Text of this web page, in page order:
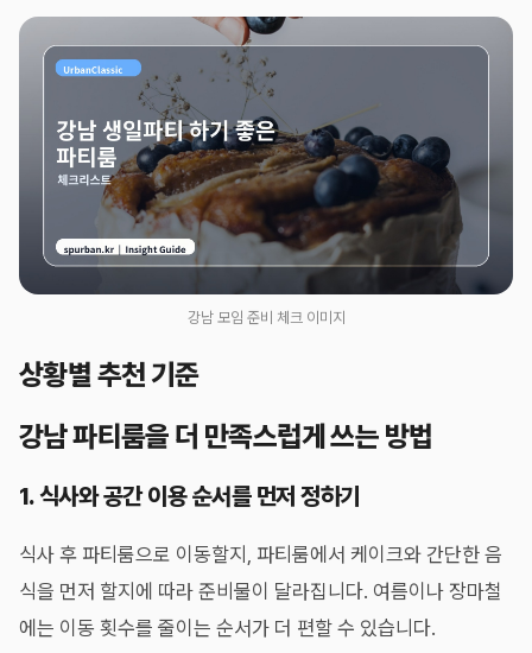
강남 모임 준비 체크 이미지
상황별 추천 기준
강남 파티룸을 더 만족스럽게 쓰는 방법
1. 식사와 공간 이용 순서를 먼저 정하기
식사 후 파티룸으로 이동할지, 파티룸에서 케이크와 간단한 음
식을 먼저 할지에 따라 준비물이 달라집니다. 여름이나 장마철
에는 이동 횟수를 줄이는 순서가 더 편할 수 있습니다.